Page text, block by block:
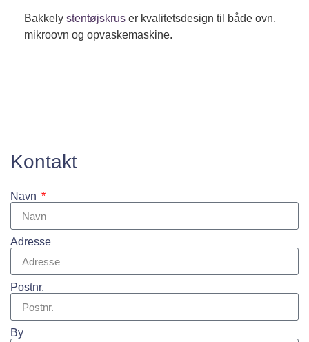
Bakkely stentøjskrus er kvalitetsdesign til både ovn,
mikroovn og opvaskemaskine.
Kontakt
Navn
Adresse
Postnr.
By